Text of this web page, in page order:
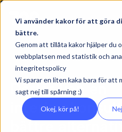
Vi använder kakor för att göra
bättre.
Genom att tillåta kakor hjälper du
webbplatsen med statistik och
integritetspolicy
Vi sparar en liten kaka bara för att
sagt nej till spårning ;)
Okej, kör på!
Därför kan en
bättre